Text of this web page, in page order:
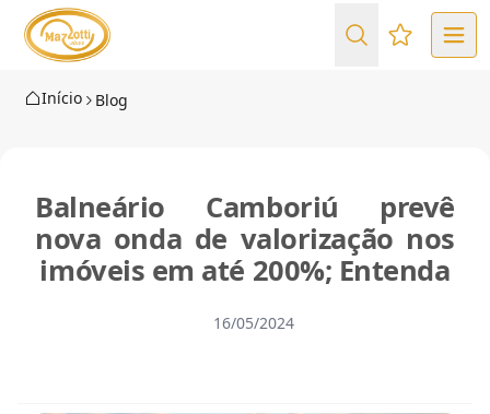
Favoritos
Início Blog
Balneário Camboriú prevê
nova onda de valorização nos
imóveis em até 200%; Entenda
16/05/2024